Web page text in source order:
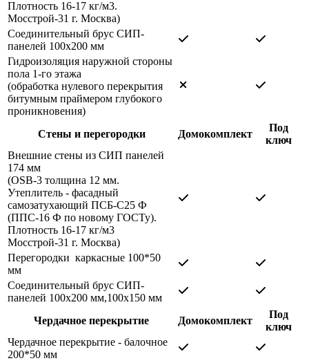
Плотность 16-17 кг/м3.
Мосстрой-31 г. Москва)
Соединительный брус СИП-
панелей 100х200 мм
Гидроизоляция наружной стороны
пола 1-го этажа
(обработка нулевого перекрытия
битумным праймером глубокого
проникновения)
Стены и перегородки
Домокомплект
Под
ключ
Внешние стены из СИП панелей
174 мм
(OSB-3 толщина 12 мм.
Утеплитель - фасадный
самозатухающий ПСБ-С25 Ф
(ППС-16 Ф по новому ГОСТу).
Плотность 16-17 кг/м3
Мосстрой-31 г. Москва)
Перегородки каркасные 100*50
мм
Соединительный брус СИП-
панелей 100х200 мм,100х150 мм
Чердачное перекрытие
Домокомплект
Под
ключ
Чердачное перекрытие - балочное
200*50 мм